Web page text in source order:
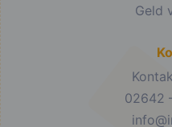
Geld
02642